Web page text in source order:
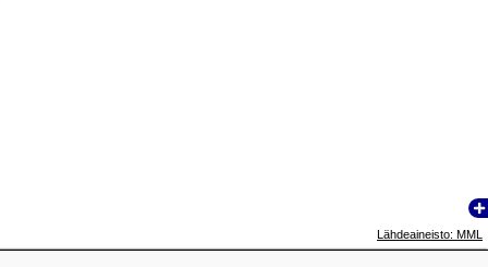
Lähdeaineisto: MML